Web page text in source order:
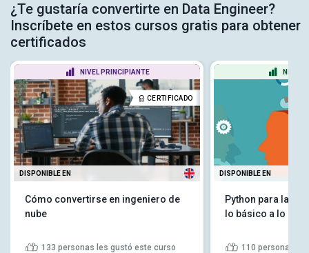
¿Te gustaría convertirte en Data Engineer?
Inscríbete en estos cursos gratis para obtener
certificados
NIVEL PRINCIPIANTE
CERTIFICADO
DISPONIBLE EN
Cómo convertirse en ingeniero de
nube
133 personas les gustó este curso
NIVEL
DISPONIBLE EN
Python para la
lo básico a lo
110 personas